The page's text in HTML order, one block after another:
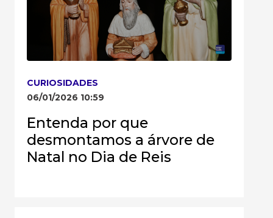
CURIOSIDADES
06/01/2026 10:59
Entenda por que
desmontamos a árvore de
Natal no Dia de Reis